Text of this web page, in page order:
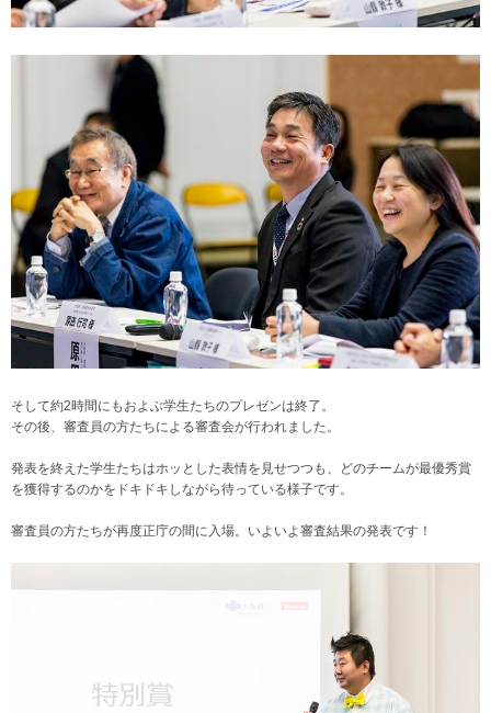
そして約2時間にもおよぶ学生たちのプレゼンは終了。
その後、審査員の方たちによる審査会が行われました。
発表を終えた学生たちはホッとした表情を見せつつも、どのチームが最優秀賞
を獲得するのかをドキドキしながら待っている様子です。
審査員の方たちが再度正庁の間に入場。いよいよ審査結果の発表です！